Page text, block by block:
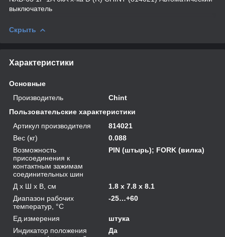
выключатель
Скрыть
Характеристики
Основные
Производитель
Chint
Пользовательские характеристики
Артикул производителя
814021
Вес (кг)
0.088
Возможность
присоединения к
контактным зажимам
соединительных шин
PIN (штырь); FORK (вилка)
Д х Ш х В, см
1.8 x 7.8 x 8.1
Диапазон рабочих
температур, °С
-25…+60
Ед.измерения
штука
Индикатор положения
Да